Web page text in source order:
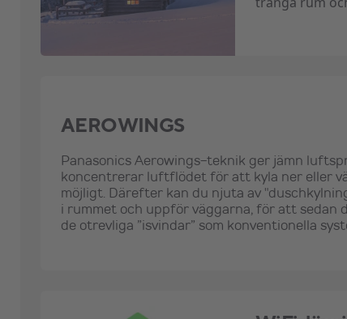
AEROWINGS
Panasonics Aerowings-teknik ger jämn
koncentrerar luftflödet för att kyla ner eller
möjligt. Därefter kan du njuta av
i rummet och uppför väggarna, för att sedan
de otrevliga ”isvindar” som konventionella